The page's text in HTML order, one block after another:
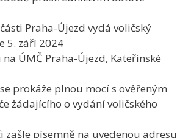
Praha-Újezd vydá voličský
5. září 2024
ÚMČ Praha-Újezd, Kateřinské
prokáže plnou mocí s ověřeným
žádajícího o vydání voličského
zašle písemně na uvedenou adresu